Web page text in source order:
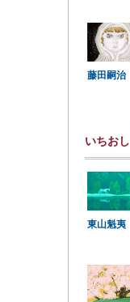
藤田嗣治
いちおし
東山魁夷